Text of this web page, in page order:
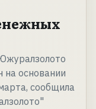
основании
сообщила